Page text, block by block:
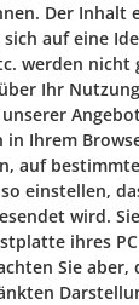
Der Inhalt
auf eine
werden nicht
Ihr
in Ihrem
auf
einstellen,
wird.
ihres
Sie aber,